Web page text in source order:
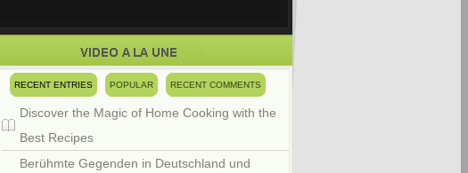
RECENT ENTRIES POPULAR RECENT COMMENTS
Discover the Magic of Home Cooking with the
Best Recipes
Berühmte Gegenden in Deutschland und